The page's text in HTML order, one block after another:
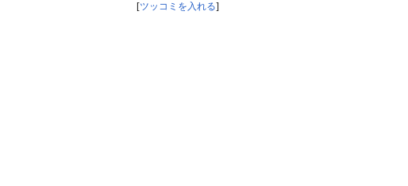
[ツッコミを入れる]